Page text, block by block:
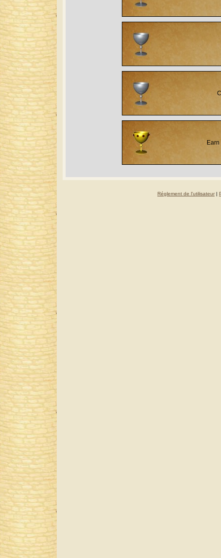
Réglement de l'utilisateur |